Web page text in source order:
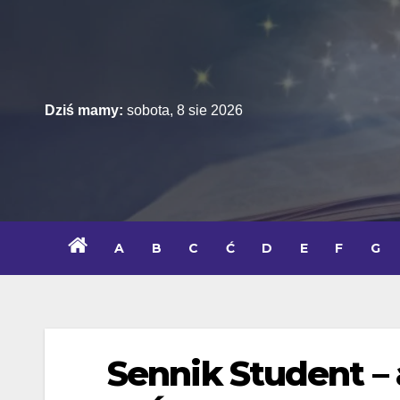
Dziś mamy: sobota, 8 sie 2026
A B C Ć D E F G
Sennik Student –